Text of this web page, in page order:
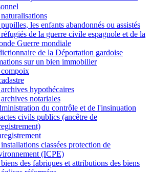
les enfants abandonnés ou assistés
de la guerre civile espagnole et de la
Guerre mondiale
de la Déportation gardoise
sur un bien immobilier
hypothécaires
notariales
du contrôle et de l'insinuation
civils publics (ancêtre de
classées protection de
(ICPE)
des fabriques et attributions des biens